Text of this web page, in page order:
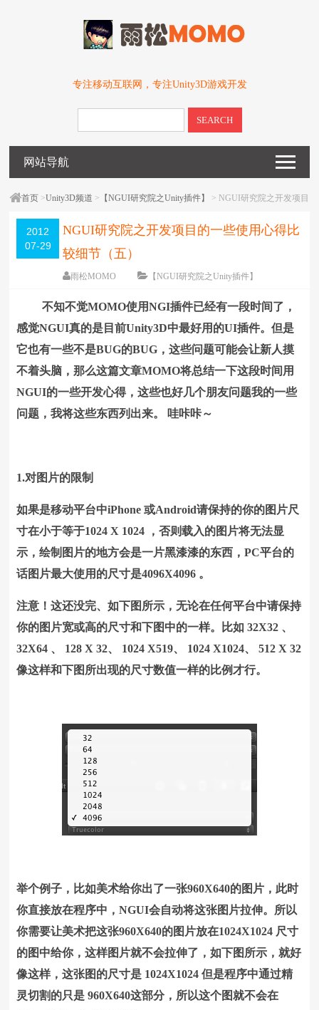
专注移动互联网，专注Unity3D游戏开发
SEARCH
网站导航
首页 >Unity3D频道 > 【NGUI研究院之Unity插件】
> NGUI研究院之开发项目
2012
07-29
NGUI研究院之开发项目的一些使用心得比
较细节（五）
雨松MOMO
【NGUI研究院之Unity插件】
编辑日期：2012-07-30 字体：大中 小
不知不觉MOMO使用NGI插件已经有一段时间了，
感觉NGUI真的是目前Unity3D中最好用的UI插件。但是
它也有一些不是BUG的BUG，这些问题可能会让新人摸
不着头脑，那么这篇文章MOMO将总结一下这段时间用
NGUI的一些开发心得，这些也好几个朋友问题我的一些
问题，我将这些东西列出来。 哇咔咔～
1.对图片的限制
如果是移动平台中iPhone 或Android请保持的你的图片尺
寸在小于等于1024 X 1024 ，否则载入的图片将无法显
示，绘制图片的地方会是一片黑漆漆的东西，PC平台的
话图片最大使用的尺寸是4096X4096 。
注意！这还没完、如下图所示，无论在任何平台中请保持
你的图片宽或高的尺寸和下图中的一样。
比如 32X32 、
32X64 、 128 X 32、 1024 X519、 1024 X1024、 512 X 32
像这样和下图所出现的尺寸数值一样的比例才行。
举个例子，比如美术给你出了一张960X640的图片，此时
你直接放在程序中，NGUI会自动将这张图片拉伸。所以
你需要让美术把这张960X640的图片放在1024X1024 尺寸
的图中给你，这样图片就不会拉伸了，如下图所示，就好
像这样，这张图的尺寸是 1024X1024 但是程序中通过精
灵切割的只是 960X640这部分，所以这个图就不会在